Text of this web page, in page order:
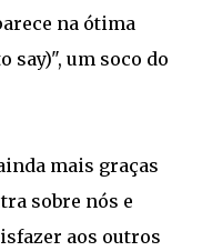
na ótima
say)", um soco do
mais graças
sobre nós e
aos outros